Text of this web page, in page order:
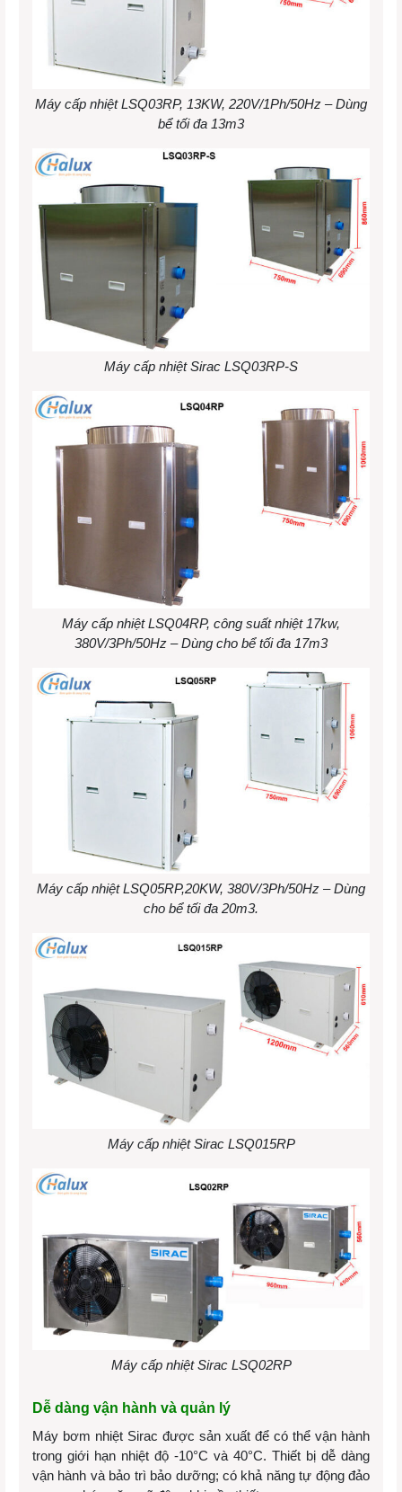
Máy cấp nhiệt LSQ03RP, 13KW, 220V/1Ph/50Hz – Dùng
bể tối đa 13m3
Máy cấp nhiệt Sirac LSQ03RP-S
Máy cấp nhiệt LSQ04RP, công suất nhiệt 17kw,
380V/3Ph/50Hz – Dùng cho bể tối đa 17m3
Máy cấp nhiệt LSQ05RP,20KW, 380V/3Ph/50Hz – Dùng
cho bể tối đa 20m3.
Máy cấp nhiệt Sirac LSQ015RP
Máy cấp nhiệt Sirac LSQ02RP
Dễ dàng vận hành và quản lý
Máy bơm nhiệt Sirac được sản xuất để có thể vận hành
trong giới hạn nhiệt độ -10°C và 40°C. Thiết bị dễ dàng
vận hành và bảo trì bảo dưỡng; có khả năng tự động đảo